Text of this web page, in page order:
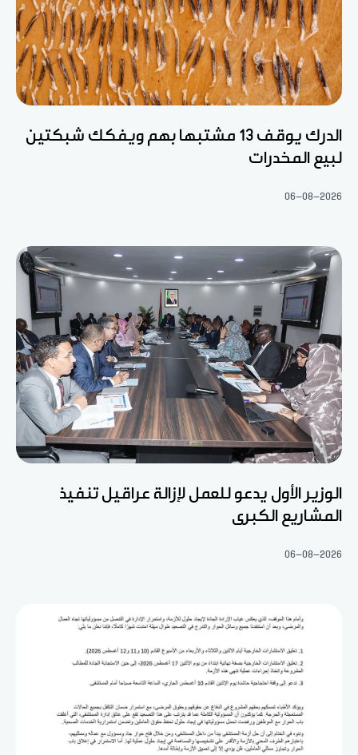
الدرك يوقف 13 مشتبها بهم ويفكك شبكتين
لبيع المخدرات
06-08-2026
الوزير الأول يدعو للعمل لإزالة عراقيل تنفيذ
المشاريع الكبرى
06-08-2026